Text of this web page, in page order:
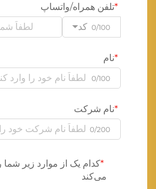
تلفن همراه/واتساپ
کد 0/100
نام
0/100
نام شرکت
0/200
کدام یک از موارد زیر شما
می‌کند